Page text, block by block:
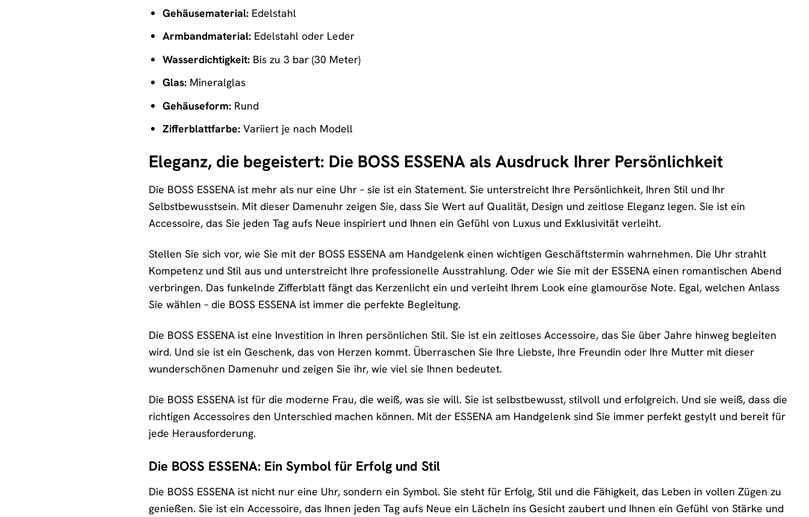
Gehäusematerial:Edelstahl
Armbandmaterial:Edelstahl oder Leder
Wasserdichtigkeit:Bis zu 3 bar (30 Meter)
Glas:Mineralglas
Gehäuseform:Rund
Zifferblattfarbe:Variiert je nach Modell
Eleganz, die begeistert: Die BOSS ESSENA als Ausdruck Ihrer Persönlichkeit
Die BOSS ESSENA ist mehr als nur eine Uhr – sie ist ein Statement. Sie unterstreicht Ihre Persönlichkeit, Ihren Stil und Ihr
Selbstbewusstsein. Mit dieser Damenuhr zeigen Sie, dass Sie Wert auf Qualität, Design und zeitlose Eleganz legen. Sie ist ein
Accessoire, das Sie jeden Tag aufs Neue inspiriert und Ihnen ein Gefühl von Luxus und Exklusivität verleiht.
Stellen Sie sich vor, wie Sie mit der BOSS ESSENA am Handgelenk einen wichtigen Geschäftstermin wahrnehmen. Die Uhr strahlt
Kompetenz und Stil aus und unterstreicht Ihre professionelle Ausstrahlung. Oder wie Sie mit der ESSENA einen romantischen Abend
verbringen. Das funkelnde Zifferblatt fängt das Kerzenlicht ein und verleiht Ihrem Look eine glamouröse Note. Egal, welchen Anlass
Sie wählen – die BOSS ESSENA ist immer die perfekte Begleitung.
Die BOSS ESSENA ist eine Investition in Ihren persönlichen Stil. Sie ist ein zeitloses Accessoire, das Sie über Jahre hinweg begleiten
wird. Und sie ist ein Geschenk, das von Herzen kommt. Überraschen Sie Ihre Liebste, Ihre Freundin oder Ihre Mutter mit dieser
wunderschönen Damenuhr und zeigen Sie ihr, wie viel sie Ihnen bedeutet.
Die BOSS ESSENA ist für die moderne Frau, die weiß, was sie will. Sie ist selbstbewusst, stilvoll und erfolgreich. Und sie weiß, dass die
richtigen Accessoires den Unterschied machen können. Mit der ESSENA am Handgelenk sind Sie immer perfekt gestylt und bereit für
jede Herausforderung.
Die BOSS ESSENA: Ein Symbol für Erfolg und Stil
Die BOSS ESSENA ist nicht nur eine Uhr, sondern ein Symbol. Sie steht für Erfolg, Stil und die Fähigkeit, das Leben in vollen Zügen zu
genießen. Sie ist ein Accessoire, das Ihnen jeden Tag aufs Neue ein Lächeln ins Gesicht zaubert und Ihnen ein Gefühl von Stärke und